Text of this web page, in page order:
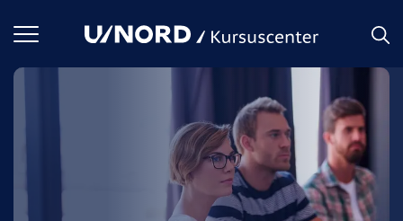
Toggle